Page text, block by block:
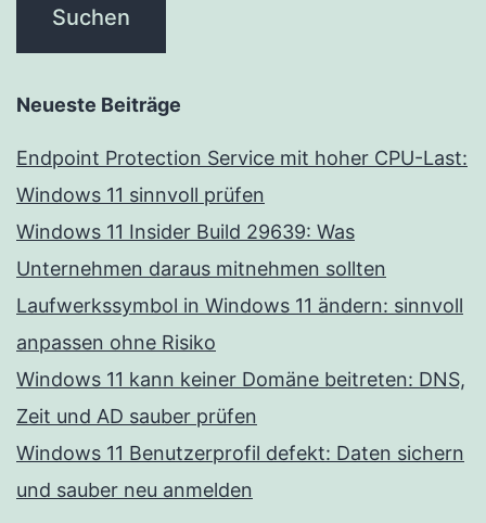
Neueste Beiträge
Endpoint Protection Service mit hoher CPU-Last:
Windows 11 sinnvoll prüfen
Windows 11 Insider Build 29639: Was
Unternehmen daraus mitnehmen sollten
Laufwerkssymbol in Windows 11 ändern: sinnvoll
anpassen ohne Risiko
Windows 11 kann keiner Domäne beitreten: DNS,
Zeit und AD sauber prüfen
Windows 11 Benutzerprofil defekt: Daten sichern
und sauber neu anmelden